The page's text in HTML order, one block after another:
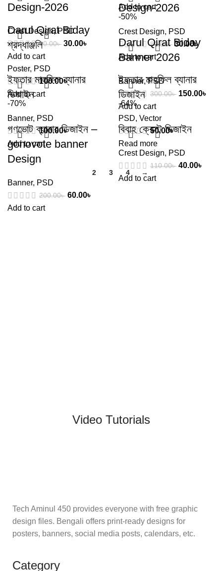
Add to cart
Design-2026
Crest Design,PSD
90.00৳ 30.00৳
Add to cart
Design-2026
Crest Design, PSD
80.00৳ 30.00৳
Add to cart
Darul Qirat Biday
শ্রদ্ধাঞ্জলি
Poster, PSD
100.00৳
Add to cart
-50%
Darul Qirat Biday
Banner 2026
Banner,PSD
300.00৳ 150.00৳
Add to cart
ইফতার মাহফিল ব্যানার
ডিজাইন
Banner, PSD
100.00৳
Add to cart
ইফতার মাহফিল ব্যানার
ডিজাইন
PSD, Vector
50.00৳
Read more
-70%
গণভোট ব্যানার ডিজাইন –
gonovote banner
Design
Banner, PSD
200.00৳ 60.00৳
Add to cart
-64%
বিবাহ ক্রেস্ট ডিজাইন
Crest Design, PSD
110.00৳ 40.00৳
Add to cart
2 3 4 →
Video Tutorials
Tech Aminul 450 provides everyone with free graphic
design files. Bengali offers print-ready designs for
posters, banners, social media posts, calendars, etc.
Category